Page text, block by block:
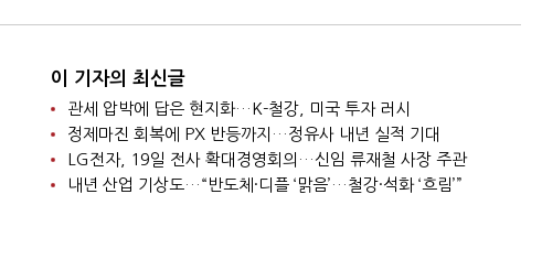
이 기자의 최신글
관세 압박에 답은 현지화…K-철강, 미국 투자 러시
정제마진 회복에 PX 반등까지…정유사 내년 실적 기대
LG전자, 19일 전사 확대경영회의…신임 류재철 사장 주관
내년 산업 기상도…“반도체·디플 ‘맑음’…철강·석화 ‘흐림’”